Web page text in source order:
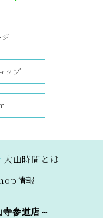
ップ
大山時間とは
情報
寺参道店～